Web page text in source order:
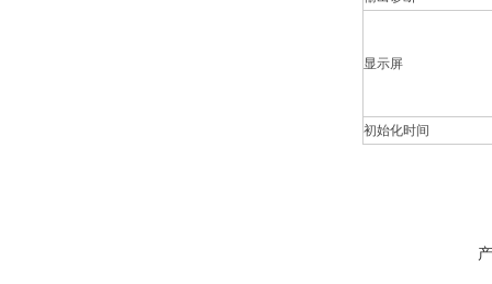
显示屏
初始化时间